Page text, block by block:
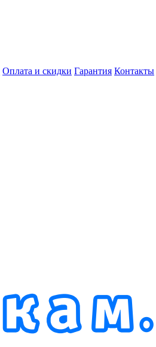
Оплата и скидки Гарантия Контакты